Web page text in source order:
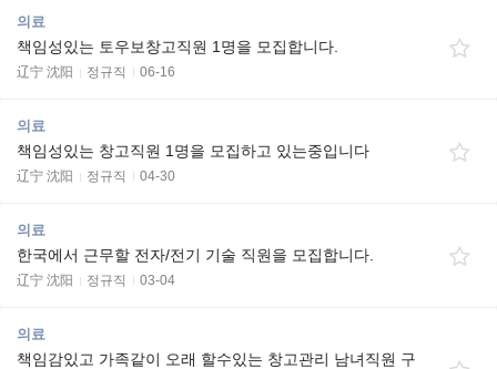
의료
책임성있는 토우보창고직원 1명을 모집합니다.
辽宁 沈阳 정규직 06-16
의료
책임성있는 창고직원 1명을 모집하고 있는중입니다
辽宁 沈阳 정규직 04-30
의료
한국에서 근무할 전자/전기 기술 직원을 모집합니다.
辽宁 沈阳 정규직 03-04
의료
책임감있고 가족같이 오래 할수있는 창고관리 남녀직원 구